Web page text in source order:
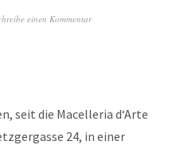
einen Kommentar
seit die Macelleria d‘Arte
24, in einer